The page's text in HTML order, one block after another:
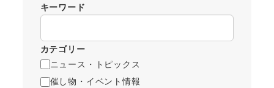
キーワード
カテゴリー
ニュース・トピックス
催し物・イベント情報